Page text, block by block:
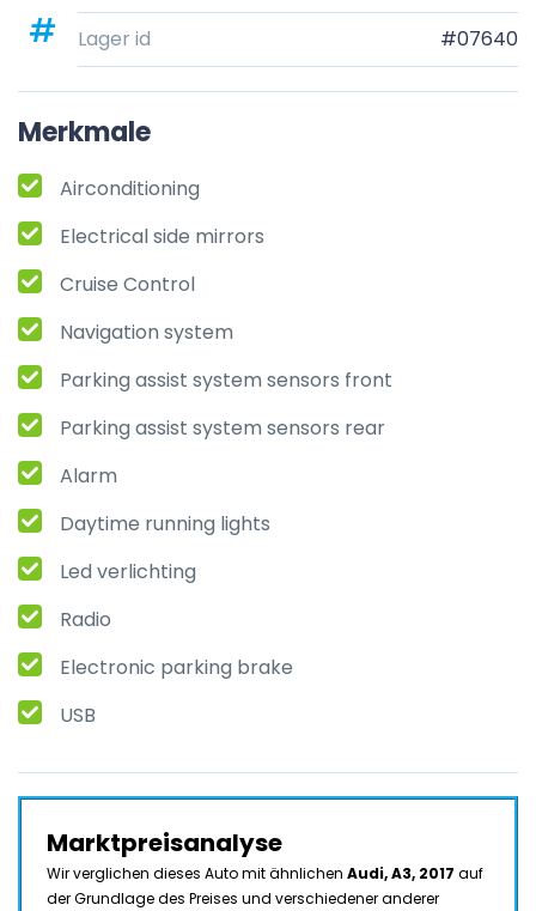
Lager id
#07640
Merkmale
Airconditioning
Electrical side mirrors
Cruise Control
Navigation system
Parking assist system sensors front
Parking assist system sensors rear
Alarm
Daytime running lights
Led verlichting
Radio
Electronic parking brake
USB
Marktpreisanalyse
Wir verglichen dieses Auto mit ähnlichen Audi, A3, 2017 auf
der Grundlage des Preises und verschiedener anderer